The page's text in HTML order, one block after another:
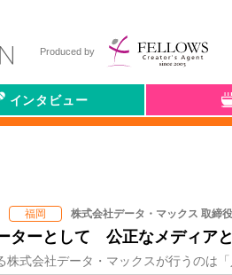
Produced by
インタビュー
福岡 株式会社データ・マックス 取締
ターとして 公正なメディア